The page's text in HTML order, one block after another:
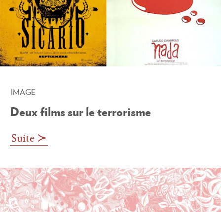
IMAGE
Deux films sur le terrorisme
Suite ≻